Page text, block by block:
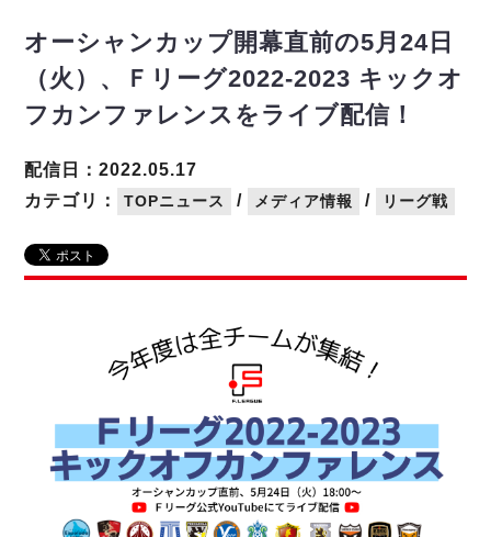
メディア情報
フットサル日本代表
その他
戦績表
警告・退場・出場停止選手
個人ランキング｜ゴール
個人ランキング｜シュート
個人ランキング｜シュート成功率
個人ランキング｜第2PK
メットライフ生命Ｆ２リーグ
警告・退場・出場停止選手
個人ランキング｜ゴール
個人ランキング｜シュート
個人ランキング｜シュート成功率
個人ランキング｜第2PK
エスポラーダ北海道
バルドラール浦安
フウガドールすみだ
立川アスレティックFC
ペスカドーラ町田
ボアルース長野
ボルクバレット北九州
バサジィ大分
メットライフ生命Ｆ２リーグ
ヴォスクオーレ仙台
マルバ水戸FC
アリーナ情報 ARENA
リーグ概要 ABOUT US
リーグ概要
リーグ要項
アリーナ観戦マナー&ルール
過去の記録
ディビジョン1 試合記録
Ｆリーグカップ 試合記録
リーグ統計データ
PROJECT
01
オーシャンカップ開幕直前の5月24日
（火）、Ｆリーグ2022-2023 キックオ
フカンファレンスをライブ配信！
カテゴリ： TOPニュース / メディア情報 / リーグ戦
配信日：2022.05.17